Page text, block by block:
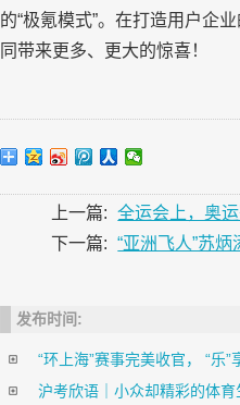
的“极氪模式”。在打造用户企
同带来更多、更大的惊喜！
上一篇:
全运会上，奥
下一篇:
“亚洲飞人”苏
发布时间:
“环上海”赛事完美收官， “乐”
沪考欣语｜小众却精彩的体